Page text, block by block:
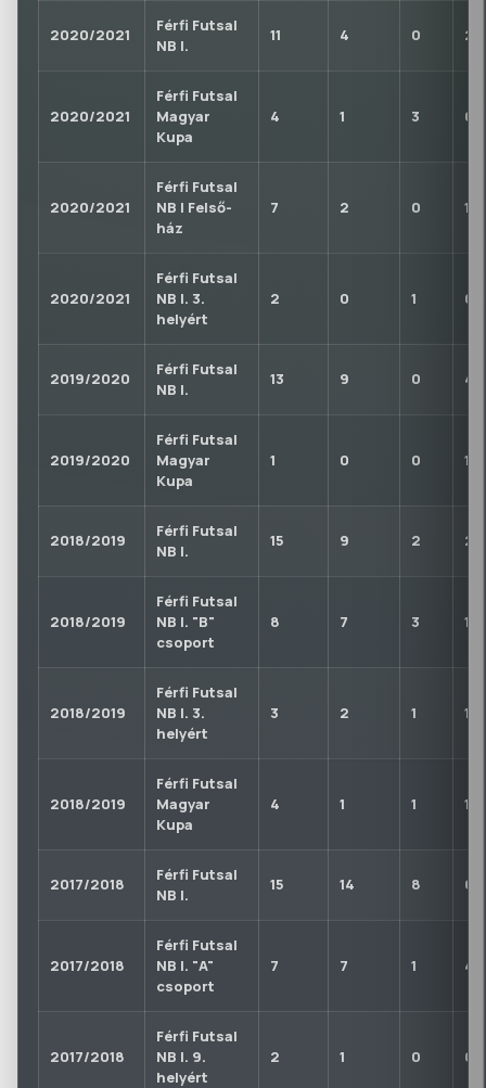
2020/2021
Férfi Futsal
NB I.
11 4 0 2
2020/2021
Férfi Futsal
Magyar
Kupa
4 1 3 0
2020/2021
Férfi Futsal
NB I Felső-
ház
7 2 0 1
2020/2021
Férfi Futsal
NB I. 3.
helyért
2 0 1 0
2019/2020
Férfi Futsal
NB I.
13 9 0 4
2019/2020
Férfi Futsal
Magyar
Kupa
1 0 0 1
2018/2019
Férfi Futsal
NB I.
15 9 2 2
2018/2019
Férfi Futsal
NB I. "B"
csoport
8 7 3 1
2018/2019
Férfi Futsal
NB I. 3.
helyért
3 2 1 1
2018/2019
Férfi Futsal
Magyar
Kupa
4 1 1 1
2017/2018
Férfi Futsal
NB I.
15 14 8 6
2017/2018
Férfi Futsal
NB I. "A"
csoport
7 7 1 4
2017/2018
Férfi Futsal
NB I. 9.
helyért
2 1 0 0